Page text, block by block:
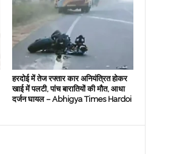
हरदोई में तेज रफ्तार कार अनियंत्रित होकर
खाई में पलटी, पांच बारातियों की मौत, आधा
दर्जन घायल – Abhigya Times Hardoi